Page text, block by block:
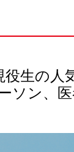
役生の人
ソン、